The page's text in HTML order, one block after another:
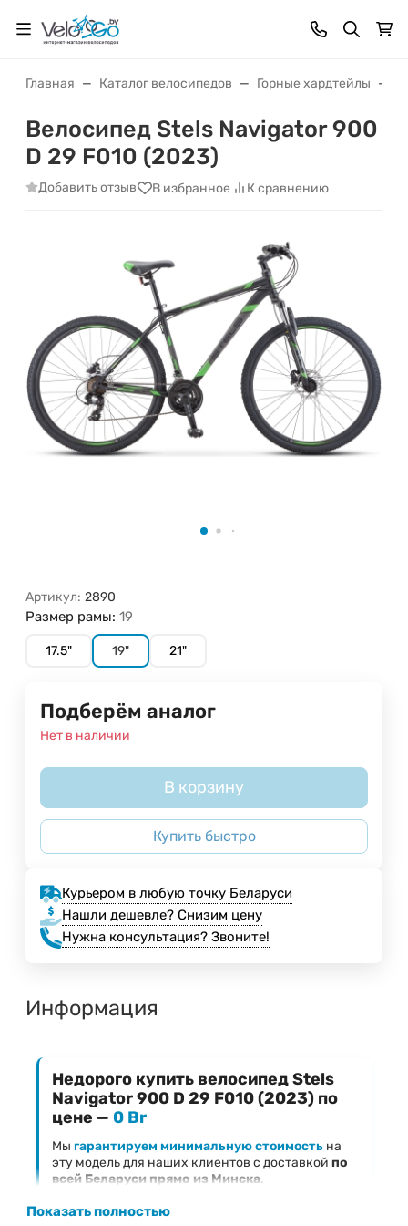
Главная Каталог велосипедов Горные хардтейлы
Велосипед Stels Navigator 900
D 29 F010 (2023)
Добавить отзыв В избранное К сравнению
Артикул: 2890
Размер рамы: 19
17.5" 19" 21"
Подберём аналог
Нет в наличии
В корзину
Купить быстро
Курьером в любую точку Беларуси
Нашли дешевле? Снизим цену
Нужна консультация? Звоните!
Информация
Недорого купить велосипед Stels
Navigator 900 D 29 F010 (2023) по
цене — 0 Br
Мы гарантируем минимальную стоимость на
эту модель для наших клиентов с доставкой по
всей Беларуси прямо из Минска.
Ключевые преимущества предложения
Показать полностью